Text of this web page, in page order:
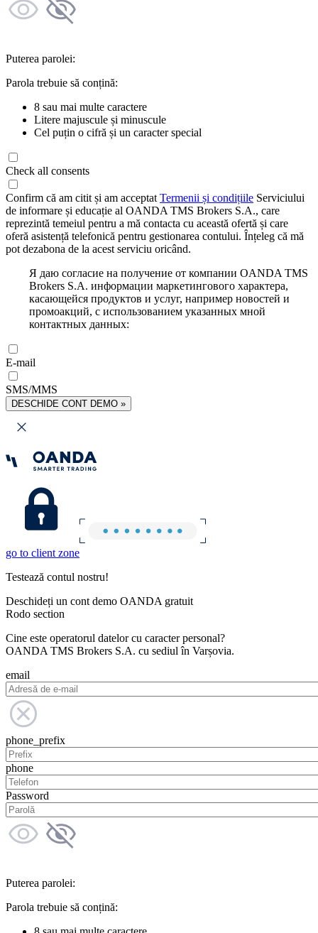
Puterea parolei:
Parola trebuie să conțină:
8 sau mai multe caractere
Litere majuscule și minuscule
Cel puțin o cifră și un caracter special
Check all consents
Confirm că am citit și am acceptat Termenii și condițiile Serviciului
de informare și educație al OANDA TMS Brokers S.A., care
reprezintă temeiul pentru a mă contacta cu această ofertă și care
oferă asistență telefonică pentru gestionarea contului. Înțeleg că mă
pot dezabona de la acest serviciu oricând.
Я даю согласие на получение от компании OANDA TMS
Brokers S.A. информации маркетингового характера,
касающейся продуктов и услуг, например новостей и
промоакций, с использованием указанных мной
контактных данных:
E-mail
SMS/MMS
DESCHIDE CONT DEMO »
go to client zone
Testează contul nostru!
Deschideți un cont demo OANDA gratuit
Rodo section
Cine este operatorul datelor cu caracter personal?
OANDA TMS Brokers S.A. cu sediul în Varșovia.
email
phone_prefix
phone
Password
Puterea parolei:
Parola trebuie să conțină: